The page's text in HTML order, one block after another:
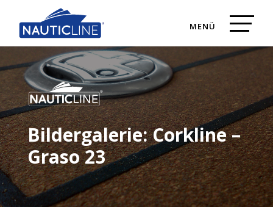
Bildergalerie: Corkline –
Graso 23